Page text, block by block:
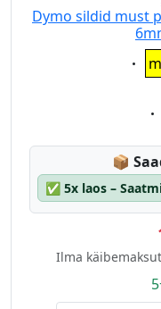
Dymo sildid must
📦
✅ 5x laos –
Ilma